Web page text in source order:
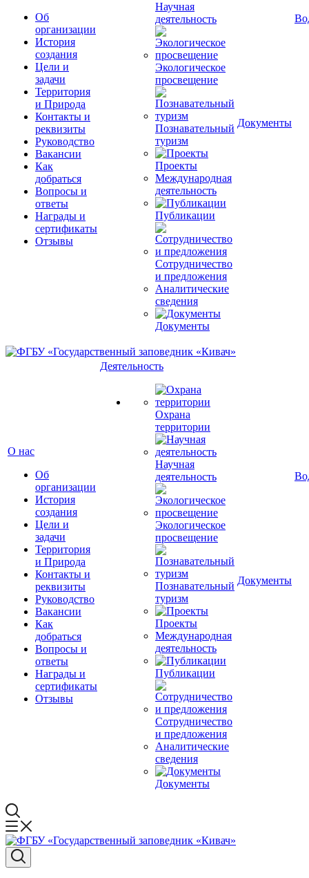
Об
организации
История
создания
Цели и
задачи
Территория
и Природа
Контакты и
реквизиты
Руководство
Вакансии
Как
добраться
Вопросы и
ответы
Награды и
сертификаты
Отзывы
Научная
деятельность
Экологическое
просвещение
Познавательный
туризм
Проекты
Международная
деятельность
Публикации
Сотрудничество
и предложения
Аналитические
сведения
Документы
Документы
О нас
Об
организации
История
создания
Цели и
задачи
Территория
и Природа
Контакты и
реквизиты
Руководство
Вакансии
Как
добраться
Вопросы и
ответы
Награды и
сертификаты
Отзывы
Деятельность
Охрана
территории
Научная
деятельность
Экологическое
просвещение
Познавательный
туризм
Проекты
Международная
деятельность
Публикации
Сотрудничество
и предложения
Аналитические
сведения
Документы
Документы